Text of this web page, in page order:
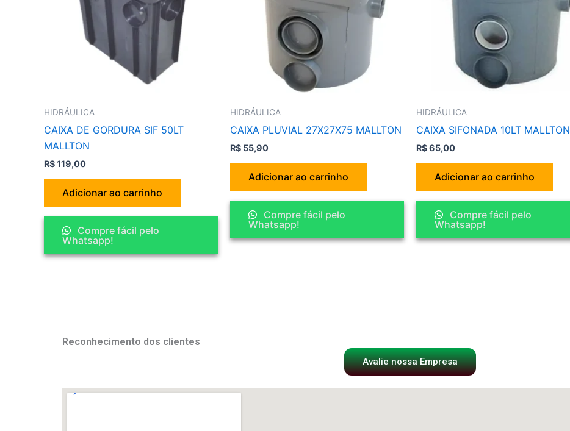
HIDRÁULICA
CAIXA DE GORDURA SIF 50LT
MALLTON
R$119,00
Adicionar ao carrinho
Compre fácil pelo
Whatsapp!
HIDRÁULICA
CAIXA PLUVIAL 27X27X75 MALLTON
R$ 55,90
Adicionar ao carrinho
Compre fácil pelo
Whatsapp!
HIDRÁULICA
CAIXA SIFONADA 10LT MALLTON
R$65,00
Adicionar ao carrinho
Compre fácil pelo
Whatsapp!
Reconhecimento dos clientes
Avalie nossa Empresa